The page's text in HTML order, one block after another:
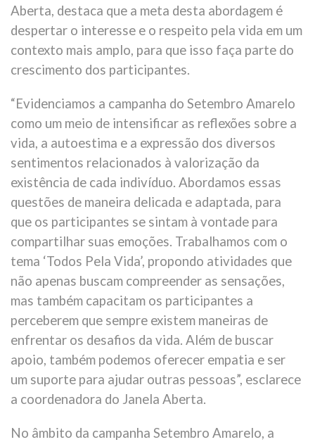
Aberta, destaca que a meta desta abordagem é
despertar o interesse e o respeito pela vida em um
contexto mais amplo, para que isso faça parte do
crescimento dos participantes.
“Evidenciamos a campanha do Setembro Amarelo
como um meio de intensificar as reflexões sobre a
vida, a autoestima e a expressão dos diversos
sentimentos relacionados à valorização da
existência de cada indivíduo. Abordamos essas
questões de maneira delicada e adaptada, para
que os participantes se sintam à vontade para
compartilhar suas emoções. Trabalhamos com o
tema ‘Todos Pela Vida’, propondo atividades que
não apenas buscam compreender as sensações,
mas também capacitam os participantes a
perceberem que sempre existem maneiras de
enfrentar os desafios da vida. Além de buscar
apoio, também podemos oferecer empatia e ser
um suporte para ajudar outras pessoas”, esclarece
a coordenadora do Janela Aberta.
No âmbito da campanha Setembro Amarelo, a